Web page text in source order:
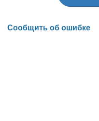
Сообщить об ошибке